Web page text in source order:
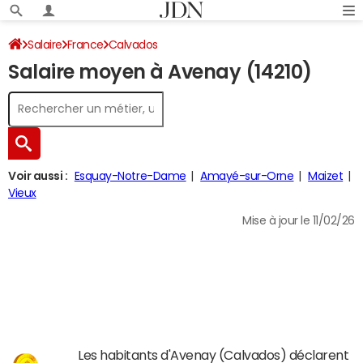
Salaire France Calvados
Salaire moyen à Avenay (14210)
Voir aussi : Esquay-Notre-Dame Amayé-sur-Orne
Maizet
Vieux
Mise à jour le 11/02/26
Les habitants d'Avenay (Calvados) déclarent